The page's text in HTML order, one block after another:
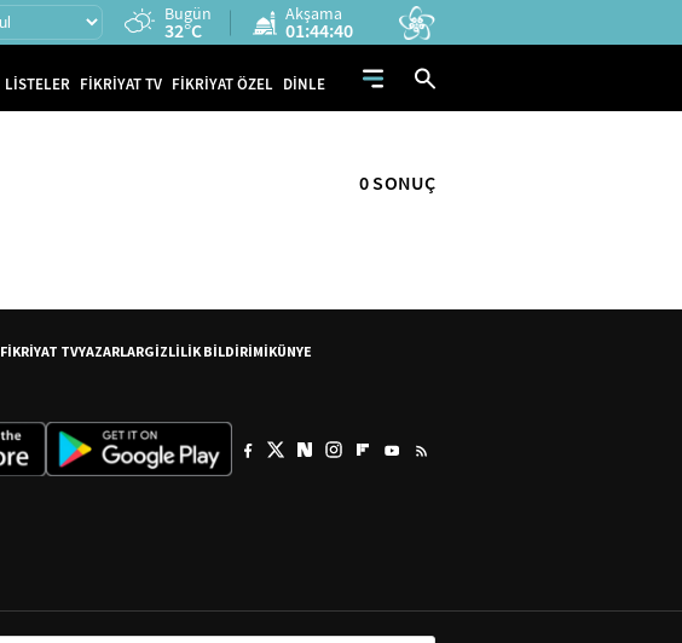
Bugün
32°C
Akşama
01:44:40
LİSTELER FİKRİYAT TV FİKRİYAT ÖZEL DİNLE
0 SONUÇ
FİKRİYAT TVYAZARLARGİZLİLİK BİLDİRİMİKÜNYE